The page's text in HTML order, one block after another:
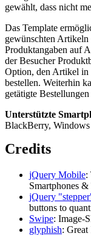
gewählt, dass nicht
Das Template
gewünschten Artikeln
Produktangaben auf
der Besucher
Option, den Artikel in
bestellen. Weiterhin
getätigte
Unterstützte
BlackBerry,
Credits
jQuery Mobile:
Smartphones &
jQuery
buttons to
Swipe: Image-
glyphish: